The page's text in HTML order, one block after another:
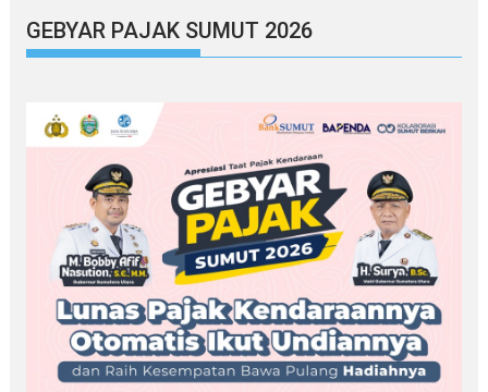
GEBYAR PAJAK SUMUT 2026